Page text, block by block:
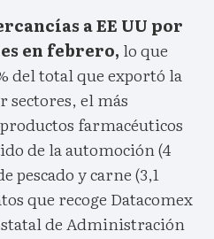
a EE UU por
en febrero, lo que
del total que exportó la
sectores, el más
farmacéuticos
de la automoción (4
pescado y carne (3,1
que recoge Datacomex
de Administración